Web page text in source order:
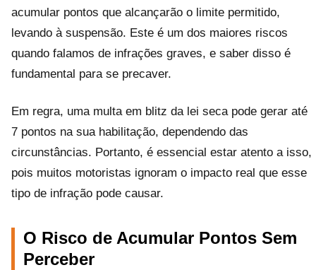
acumular pontos que alcançarão o limite permitido,
levando à suspensão. Este é um dos maiores riscos
quando falamos de infrações graves, e saber disso é
fundamental para se precaver.
Em regra, uma multa em blitz da lei seca pode gerar até
7 pontos na sua habilitação, dependendo das
circunstâncias. Portanto, é essencial estar atento a isso,
pois muitos motoristas ignoram o impacto real que esse
tipo de infração pode causar.
O Risco de Acumular Pontos Sem
Perceber